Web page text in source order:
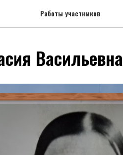
Работы участников
Васильевна